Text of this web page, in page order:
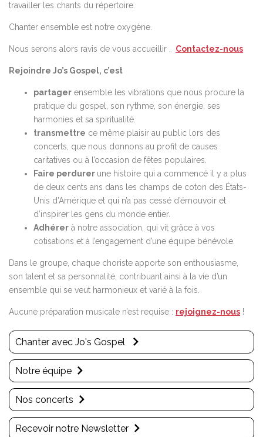
travailler les chants du répertoire.
Chanter ensemble est notre oxygène.
Nous serons alors ravis de vous accueillir . Contactez-nous
Rejoindre Jo’s Gospel, c’est
partager ensemble les vibrations que nous procure la
pratique du gospel, son rythme, son énergie, ses
harmonies et sa spiritualité.
transmettre ce même plaisir au public lors des
concerts, que nous donnons au profit de causes
caritatives ou à l’occasion de fêtes populaires.
Faire perdurer une histoire qui a commencé il y a plus
de deux cents ans dans les champs de coton des États-
Unis d’Amérique et qui n’a pas cessé d’émouvoir et
d’inspirer les gens du monde entier.
Adhérer à notre association, qui vit grâce à vos
cotisations et à l’engagement d’une équipe bénévole.
Dans le groupe, chaque choriste apporte son enthousiasme,
son talent et sa personnalité, contribuant ainsi à la vie d’un
ensemble qui se veut harmonieux et varié à la fois.
Aucune préparation musicale n’est requise : rejoignez-nous !
Chanter avec Jo's Gospel
Notre équipe
Nos concerts
Recevoir notre Newsletter